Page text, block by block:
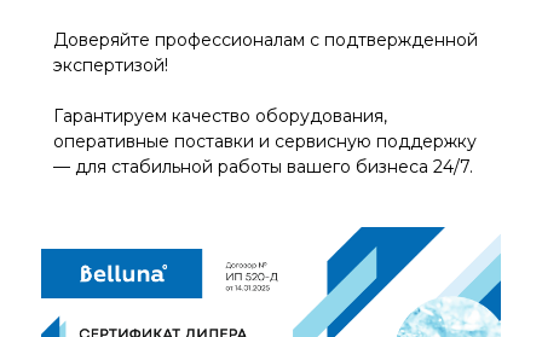
Доверяйте профессионалам с подтвержденной
экспертизой!
Гарантируем качество оборудования,
оперативные поставки и сервисную поддержку
— для стабильной работы вашего бизнеса 24/7.